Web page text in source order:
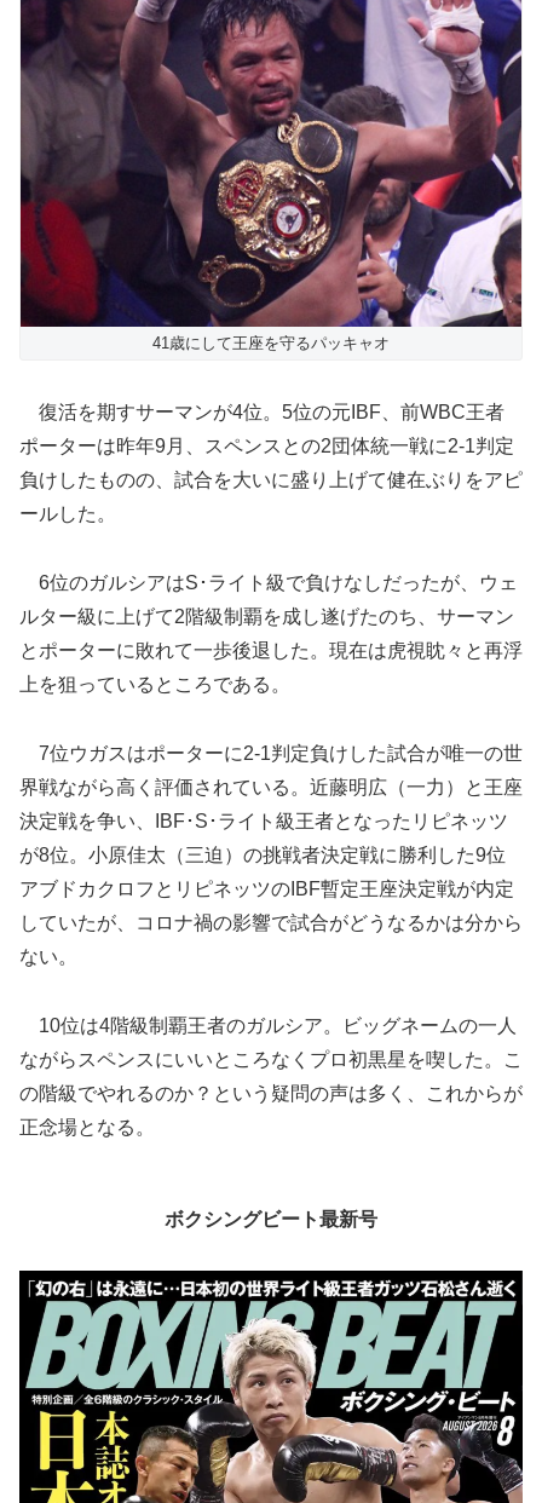
41歳にして王座を守るパッキャオ
復活を期すサーマンが4位。5位の元IBF、前WBC王者
ポーターは昨年9月、スペンスとの2団体統一戦に2-1判定
負けしたものの、試合を大いに盛り上げて健在ぶりをアピ
ールした。
6位のガルシアはS･ライト級で負けなしだったが、ウェ
ルター級に上げて2階級制覇を成し遂げたのち、サーマン
とポーターに敗れて一歩後退した。現在は虎視眈々と再浮
上を狙っているところである。
7位ウガスはポーターに2-1判定負けした試合が唯一の世
界戦ながら高く評価されている。近藤明広（一力）と王座
決定戦を争い、IBF･S･ライト級王者となったリピネッツ
が8位。小原佳太（三迫）の挑戦者決定戦に勝利した9位
アブドカクロフとリピネッツのIBF暫定王座決定戦が内定
していたが、コロナ禍の影響で試合がどうなるかは分から
ない。
10位は4階級制覇王者のガルシア。ビッグネームの一人
ながらスペンスにいいところなくプロ初黒星を喫した。こ
の階級でやれるのか？という疑問の声は多く、これからが
正念場となる。
ボクシングビート最新号